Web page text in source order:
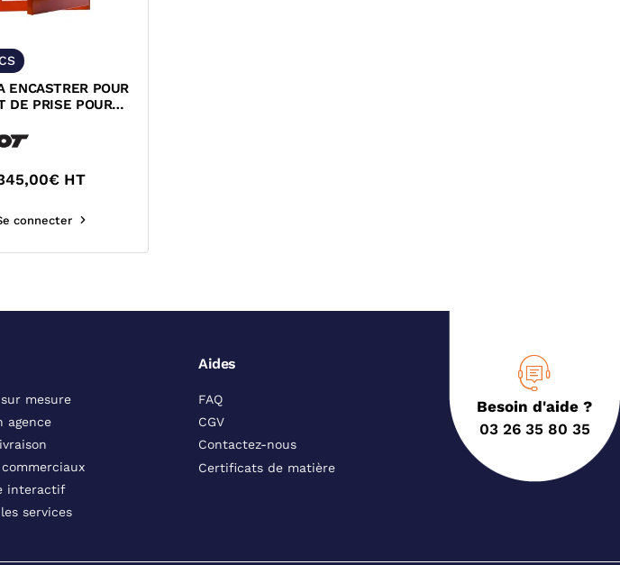
ENCASTRER POUR
DE PRISE POUR
€ HT
connecter
Besoin d'aide ?
03 26 35 80 35
mesure
agence
interactif
services
Aides
FAQ
CGV
Contactez-nous
Certificats de matière